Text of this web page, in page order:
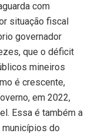
com
situação fiscal
governador
que o déficit
mineiros
é crescente,
em 2022,
Essa é também a
do